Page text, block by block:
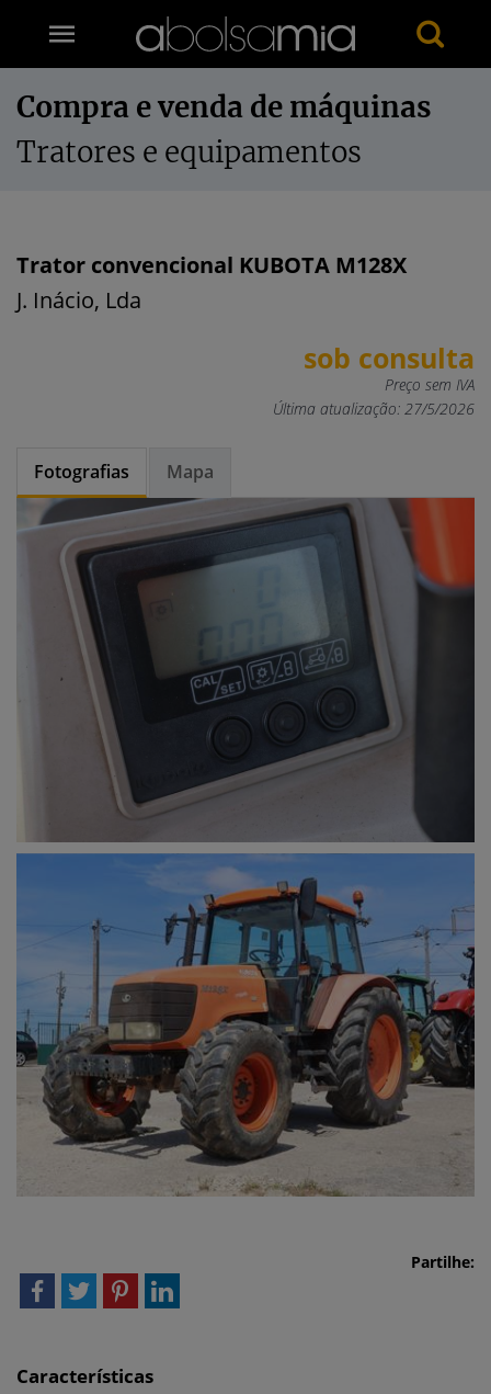
Compra e venda de máquinas
Tratores e equipamentos
Trator convencional KUBOTA M128X
J. Inácio, Lda
sob consulta
Preço sem IVA
Última atualização: 27/5/2026
Fotografias Mapa
Partilhe:
Características